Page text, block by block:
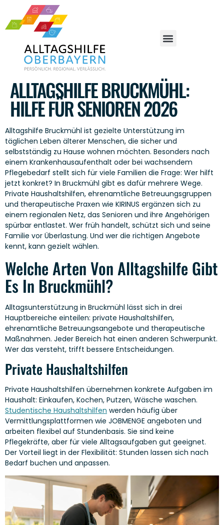
ALLTAGSHILFE BRUCKMÜHL:
HILFE FÜR SENIOREN 2026
Alltagshilfe Bruckmühl ist gezielte Unterstützung im
täglichen Leben älterer Menschen, die sicher und
selbstständig zu Hause wohnen möchten. Besonders nach
einem Krankenhausaufenthalt oder bei wachsendem
Pflegebedarf stellt sich für viele Familien die Frage: Wer hilft
jetzt konkret? In Bruckmühl gibt es dafür mehrere Wege.
Private Haushaltshilfen, ehrenamtliche Betreuungsgruppen
und therapeutische Praxen wie KIRINUS ergänzen sich zu
einem regionalen Netz, das Senioren und ihre Angehörigen
spürbar entlastet. Wer früh handelt, schützt sich und seine
Familie vor Überlastung. Und wer die richtigen Angebote
kennt, kann gezielt wählen.
Welche Arten Von Alltagshilfe Gibt
Es In Bruckmühl?
Alltagsunterstützung in Bruckmühl lässt sich in drei
Hauptbereiche einteilen: private Haushaltshilfen,
ehrenamtliche Betreuungsangebote und therapeutische
Maßnahmen. Jeder Bereich hat einen anderen Schwerpunkt.
Wer das versteht, trifft bessere Entscheidungen.
Private Haushaltshilfen
Private Haushaltshilfen übernehmen konkrete Aufgaben im
Haushalt: Einkaufen, Kochen, Putzen, Wäsche waschen.
Studentische Haushaltshilfen werden häufig über
Vermittlungsplattformen wie JOBMENGE angeboten und
arbeiten flexibel auf Stundenbasis. Sie sind keine
Pflegekräfte, aber für viele Alltagsaufgaben gut geeignet.
Der Vorteil liegt in der Flexibilität: Stunden lassen sich nach
Bedarf buchen und anpassen.